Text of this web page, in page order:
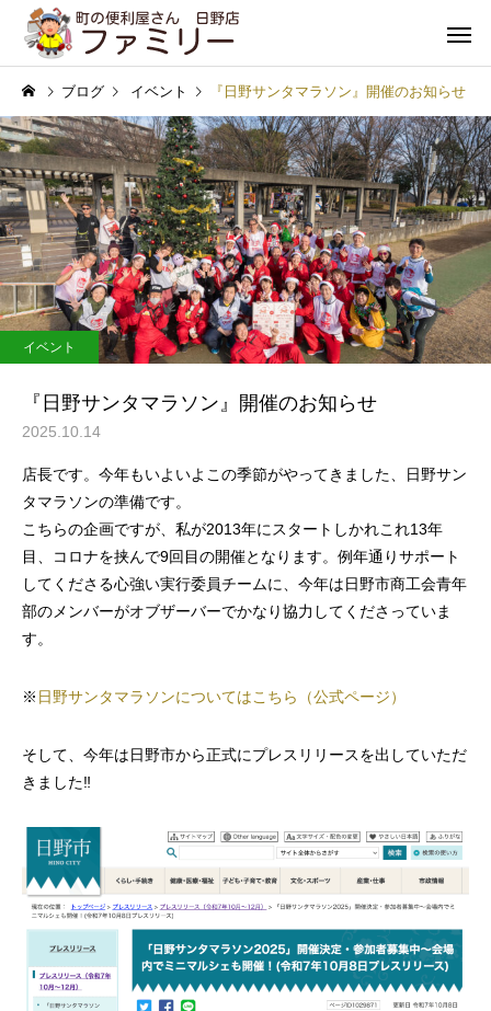
遺品整理 不用品処
コラム
１年分の問い合わせが２ヶ
月で（現場で感じること）
インフォメーション
料金表改定のお知らせ
ブログ イベント 『日野サンタマラソン』開催のお知らせ
イベント
『日野サンタマラソン』開催のお知らせ
2025.10.14
店長です。今年もいよいよこの季節がやってきました、日野サン
タマラソンの準備です。
こちらの企画ですが、私が2013年にスタートしかれこれ13年
目、コロナを挟んで9回目の開催となります。例年通りサポート
してくださる心強い実行委員チームに、今年は日野市商工会青年
部のメンバーがオブザーバーでかなり協力してくださっていま
す。
※ 日野サンタマラソンについてはこちら（公式ページ）
そして、今年は日野市から正式にプレスリリースを出していただ
きました‼️